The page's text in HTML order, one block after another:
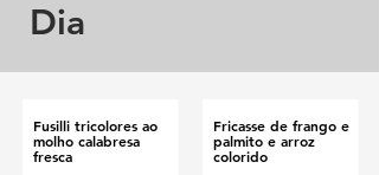
Dia
Fusilli tricolores ao
molho calabresa
fresca
Fricasse de frango e
palmito e arroz
colorido